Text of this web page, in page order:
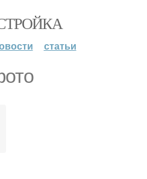
статьи